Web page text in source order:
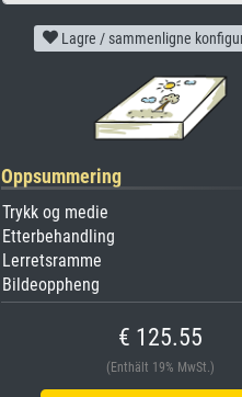
Lagre / sammenligne
Oppsummering
Trykk og medie
Etterbehandling
Lerretsramme
Bildeoppheng
€ 125.55
(Enthält 19% MwSt.)